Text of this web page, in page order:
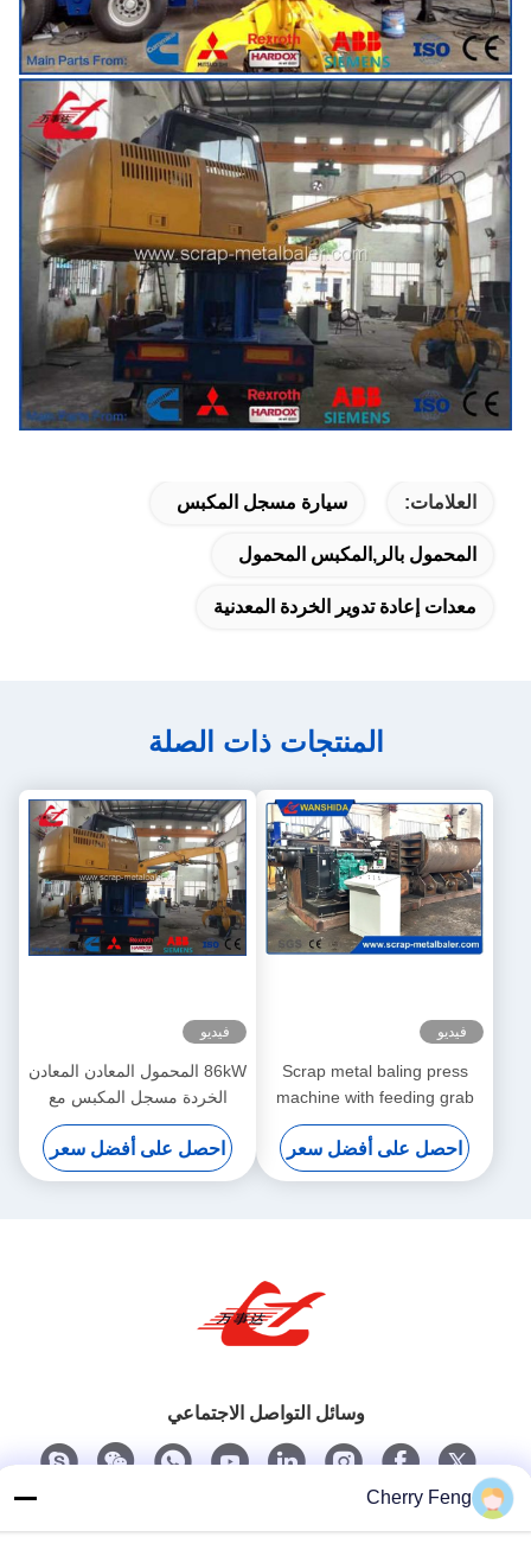
العلامات: سيارة مسجل المكبس
المحمول بالر,المكبس المحمول
معدات إعادة تدوير الخردة المعدنية
المنتجات ذات الصلة
فيديو
Scrap metal baling press
machine with feeding grab
for waste aluminum profile
light scrap metal
احصل على أفضل سعر
فيديو
86kW المحمول المعادن المعادن
الخردة مسجل المكبس مع
التحكم عن
احصل على أفضل سعر
وسائل التواصل الاجتماعي
Cherry Feng